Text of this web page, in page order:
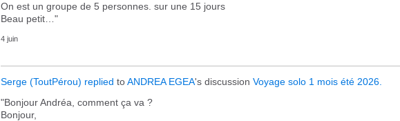
On est un groupe de 5 personnes. sur une 15 jours
Beau petit…"
4 juin
Serge (ToutPérou) replied toANDREA EGEA's discussion Voyage solo 1 mois été 2026.
"Bonjour Andréa, comment ça va ?
Bonjour,